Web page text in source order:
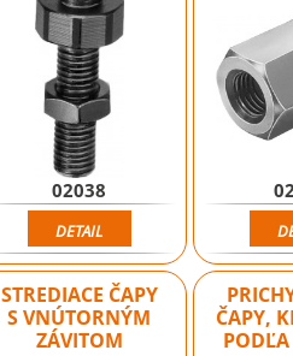
02038
DETAIL
STREDIACE ČAPY
S VNÚTORNÝM
ZÁVITOM
ČAPY,